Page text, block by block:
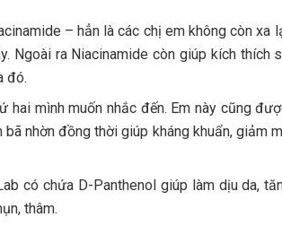
– hẳn là các chị em không còn xa
Ngoài ra Niacinamide còn giúp kích thích
đó.
hai mình muốn nhắc đến. Em này cũng
nhờn đồng thời giúp kháng khuẩn, giảm
có chứa D-Panthenol giúp làm dịu da,
thâm.